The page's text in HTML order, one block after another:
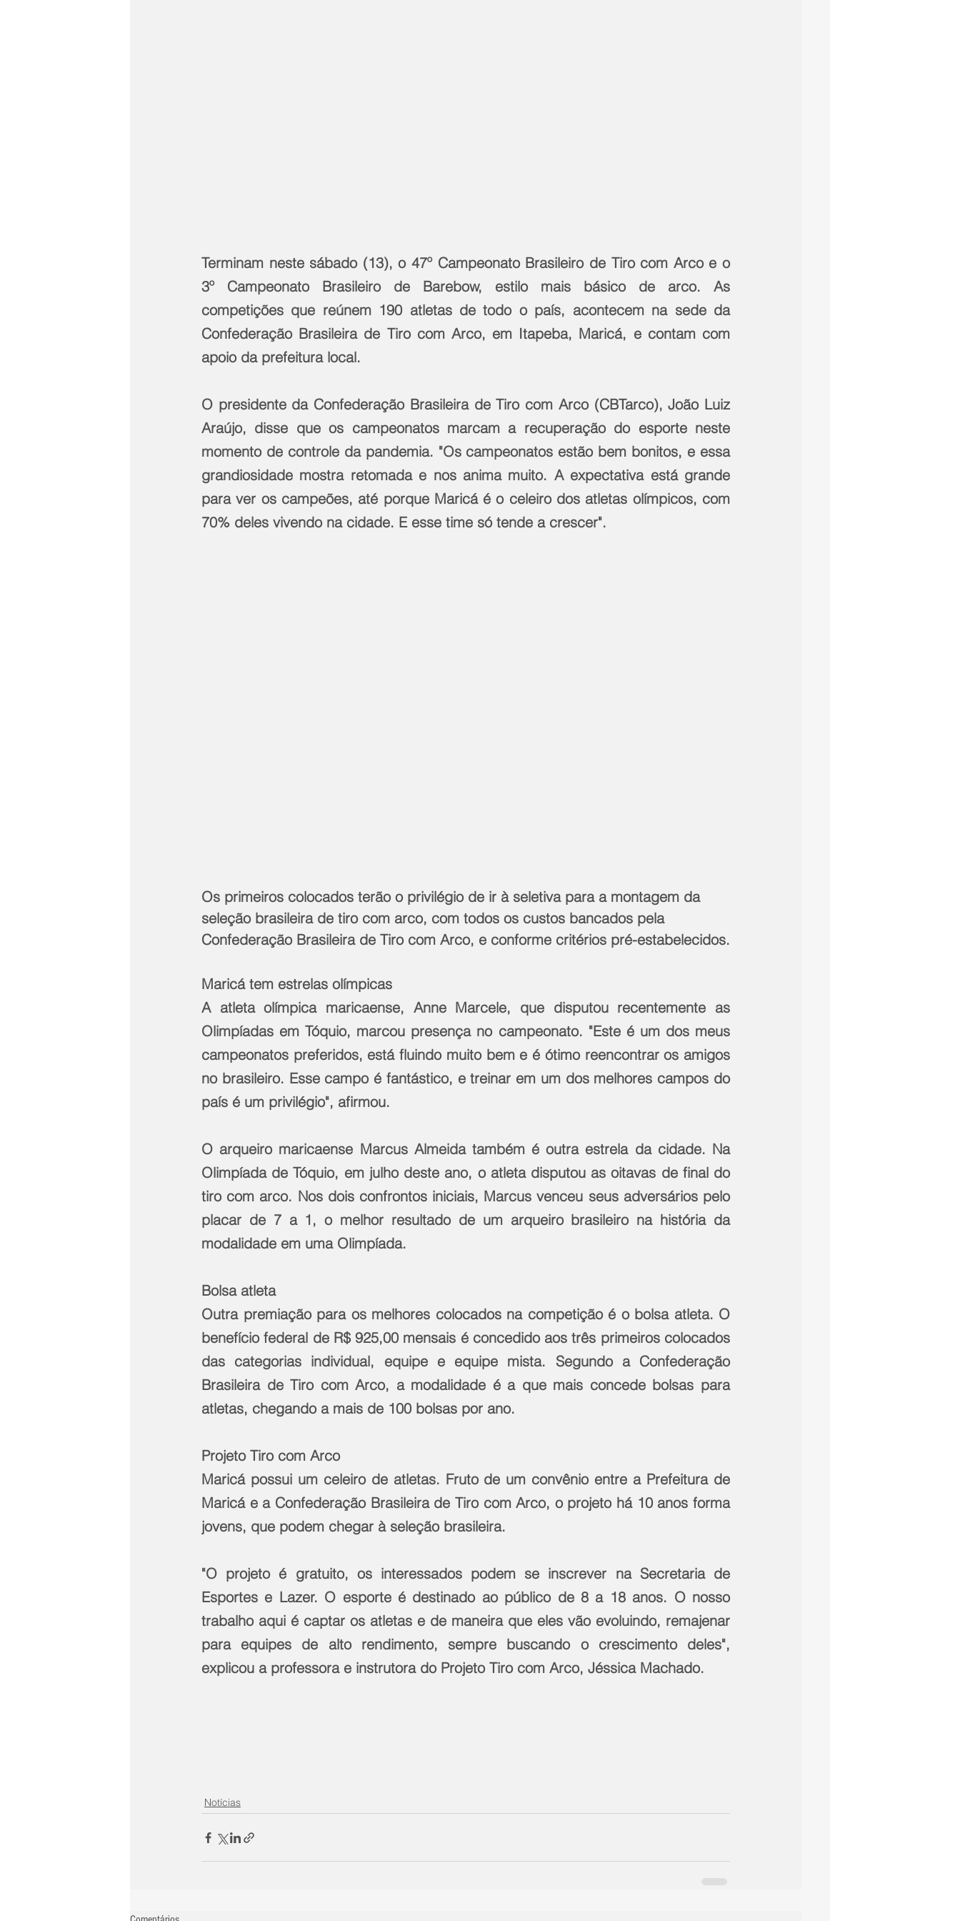
Terminam neste sábado (13), o 47º Campeonato Brasileiro de Tiro com Arco e o
3º Campeonato Brasileiro de Barebow, estilo mais básico de arco. As
competições que reúnem 190 atletas de todo o país, acontecem na sede da
Confederação Brasileira de Tiro com Arco, em Itapeba, Maricá, e contam com
apoio da prefeitura local.
O presidente da Confederação Brasileira de Tiro com Arco (CBTarco), João Luiz
Araújo, disse que os campeonatos marcam a recuperação do esporte neste
momento de controle da pandemia. "Os campeonatos estão bem bonitos, e essa
grandiosidade mostra retomada e nos anima muito. A expectativa está grande
para ver os campeões, até porque Maricá é o celeiro dos atletas olímpicos, com
70% deles vivendo na cidade. E esse time só tende a crescer".
Os primeiros colocados terão o privilégio de ir à seletiva para a montagem da
seleção brasileira de tiro com arco, com todos os custos bancados pela
Confederação Brasileira de Tiro com Arco, e conforme critérios pré-estabelecidos.
Maricá tem estrelas olímpicas
A atleta olímpica maricaense, Anne Marcele, que disputou recentemente as
Olimpíadas em Tóquio, marcou presença no campeonato. "Este é um dos meus
campeonatos preferidos, está fluindo muito bem e é ótimo reencontrar os amigos
no brasileiro. Esse campo é fantástico, e treinar em um dos melhores campos do
país é um privilégio", afirmou.
O arqueiro maricaense Marcus Almeida também é outra estrela da cidade. Na
Olimpíada de Tóquio, em julho deste ano, o atleta disputou as oitavas de final do
tiro com arco. Nos dois confrontos iniciais, Marcus venceu seus adversários pelo
placar de 7 a 1, o melhor resultado de um arqueiro brasileiro na história da
modalidade em uma Olimpíada.
Bolsa atleta
Outra premiação para os melhores colocados na competição é o bolsa atleta. O
benefício federal de R$ 925,00 mensais é concedido aos três primeiros colocados
das categorias individual, equipe e equipe mista. Segundo a Confederação
Brasileira de Tiro com Arco, a modalidade é a que mais concede bolsas para
atletas, chegando a mais de 100 bolsas por ano.
Projeto Tiro com Arco
Maricá possui um celeiro de atletas. Fruto de um convênio entre a Prefeitura de
Maricá e a Confederação Brasileira de Tiro com Arco, o projeto há 10 anos forma
jovens, que podem chegar à seleção brasileira.
"O projeto é gratuito, os interessados podem se inscrever na Secretaria de
Esportes e Lazer. O esporte é destinado ao público de 8 a 18 anos. O nosso
trabalho aqui é captar os atletas e de maneira que eles vão evoluindo, remajenar
para equipes de alto rendimento, sempre buscando o crescimento deles",
explicou a professora e instrutora do Projeto Tiro com Arco, Jéssica Machado.
Notícias